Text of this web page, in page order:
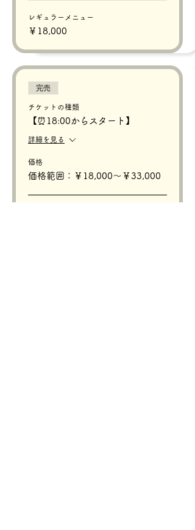
レギュラーメニュー
￥18,000
完売
チケットの種類
【⏰18:00からスタート】
詳細を見る
価格
価格範囲：￥18,000〜￥33,000